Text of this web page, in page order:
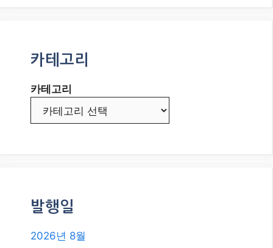
2026년 8월
2026년 7월
2026년 6월
2026년 5월
2026년 1월
2025년 11월